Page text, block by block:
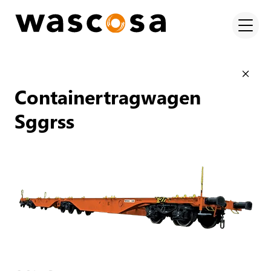
Containertragwagen
Sggrss